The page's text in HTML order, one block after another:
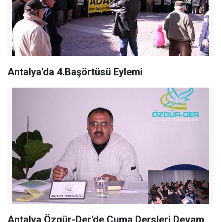
Antalya'da 4.Başörtüsü Eylemi
Antalya Özgür-Der'de Cuma Dersleri Devam